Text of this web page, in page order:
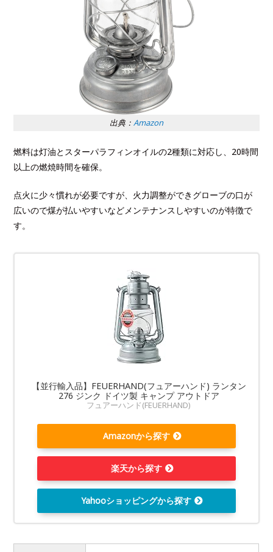
出典： Amazon
燃料は灯油とスターパラフィンオイルの2種類に対応し、20時間
以上の燃焼時間を確保。
点火に少々慣れが必要ですが、火力調整ができグローブの口が
広いので煤が払いやすいなどメンテナンスしやすいのが特徴で
す。
【並行輸入品】FEUERHAND(フュアーハンド) ランタン
276 ジンク ドイツ製 キャンプ アウトドア
フュアーハンド(FEUERHAND)
Amazonから探す
楽天から探す
Yahooショッピングから探す